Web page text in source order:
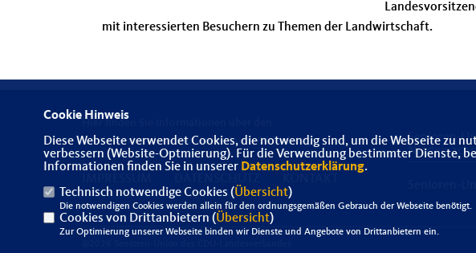
mit interessierten Besuchern zu Themen der Landwirtschaft.
Landesverband der Senioren-Union Oldenburg
Senioren-
Cookie Hinweis
Diese Webseite verwendet Cookies, die notwendig sind, um die Webseite zu
verbessern (Website-Optmierung). Für die Verwendung bestimmter Dienste,
Informationen finden Sie in unserer Datenschutzerklärung.
Technisch notwendige Cookies (Übersicht)
Die notwendigen Cookies werden allein für den ordnungsgemäßen Gebrauch der Webseite benötigt.
Cookies von Drittanbietern (Übersicht)
Zur Optimierung unserer Webseite binden wir Dienste und Angebote von Drittanbietern ein.